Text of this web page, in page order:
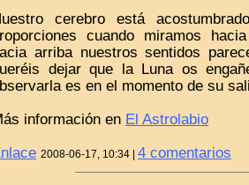
cerebro está
cuando miramos
arriba nuestros sentidos
dejar que la Luna os
es en el momento de su
información en El Astrolabio
2008-06-17, 10:34 | 4 comentarios